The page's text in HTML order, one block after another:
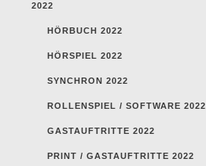
2022
HÖRBUCH 2022
HÖRSPIEL 2022
SYNCHRON 2022
ROLLENSPIEL / SOFTWARE 2022
GASTAUFTRITTE 2022
PRINT / GASTAUFTRITTE 2022